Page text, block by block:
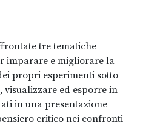
tre tematiche
imparare e migliorare la
propri esperimenti sotto
ed esporre in
in una presentazione
critico nei confronti